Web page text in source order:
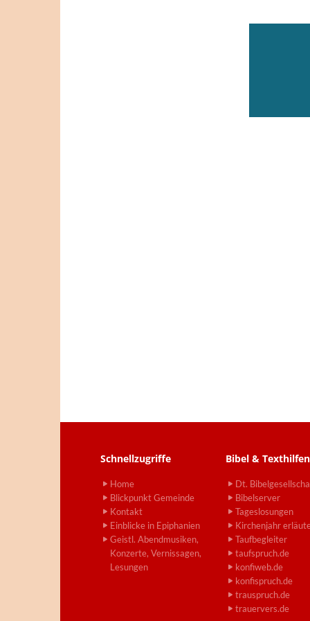
Schnellzugriffe
Home
Blickpunkt Gemeinde
Kontakt
Einblicke in Epiphanien
Geistl. Abendmusiken,
Konzerte, Vernissagen,
Lesungen
Bibel & Texthilfen
Dt.
Bibelserver
Tageslosungen
Kirchenjahr
Taufbegleiter
taufspruch.de
konfiweb.de
konfispruch.de
trauspruch.de
trauervers.de